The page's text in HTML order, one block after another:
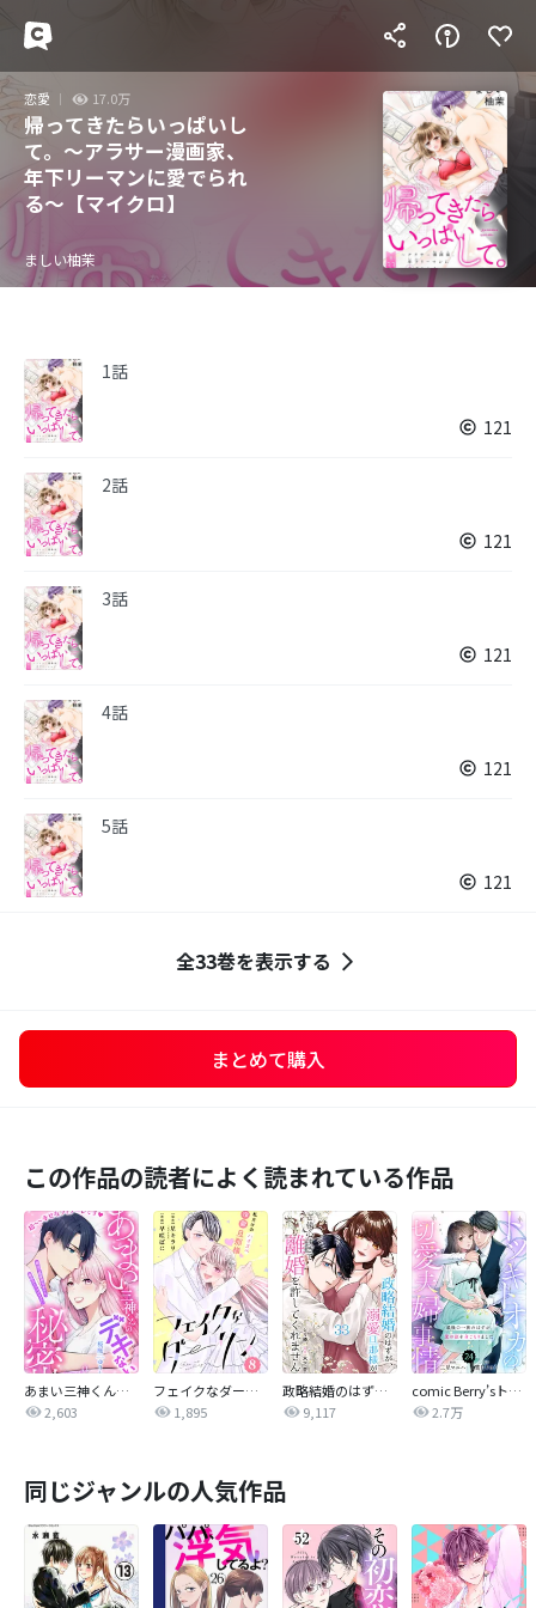
恋愛 17.0万
帰ってきたらいっぱいし
て。～アラサー漫画家、
年下リーマンに愛でられ
る～【マイクロ】
ましい柚茉
1話
121
2話
121
3話
121
4話
121
5話
121
全33巻を表示する
まとめて購入
この作品の読者によく読まれている作品
あまい三神くんのデキない秘密 分冊版
2,603
フェイクなダーリン 分冊版
1,895
政略結婚のはずが、溺愛旦那様がご執心すぎて離婚を許してくれません【分冊版】
9,117
comic Berry’sトツキトオカの切愛夫婦事情～最後の一夜のはずが、愛の証を身ごもりました～
2.7万
同じジャンルの人気作品